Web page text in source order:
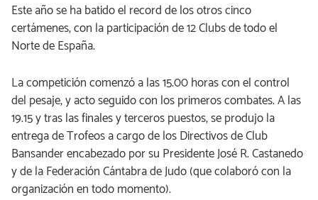
Este año se ha batido el record de los otros cinco
certámenes, con la participación de 12 Clubs de todo el
Norte de España.
La competición comenzó a las 15.00 horas con el control
del pesaje, y acto seguido con los primeros combates. A las
19.15 y tras las finales y terceros puestos, se produjo la
entrega de Trofeos a cargo de los Directivos de Club
Bansander encabezado por su Presidente José R. Castanedo
y de la Federación Cántabra de Judo (que colaboró con la
organización en todo momento).